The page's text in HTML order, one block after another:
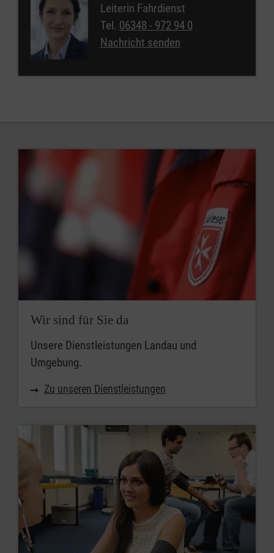
Leiterin Fahrdienst
Tel. 06348 - 972 94 0
Nachricht senden
Wir sind für Sie da
Unsere Dienstleistungen Landau und
Umgebung.
Zu unseren Dienstleistungen